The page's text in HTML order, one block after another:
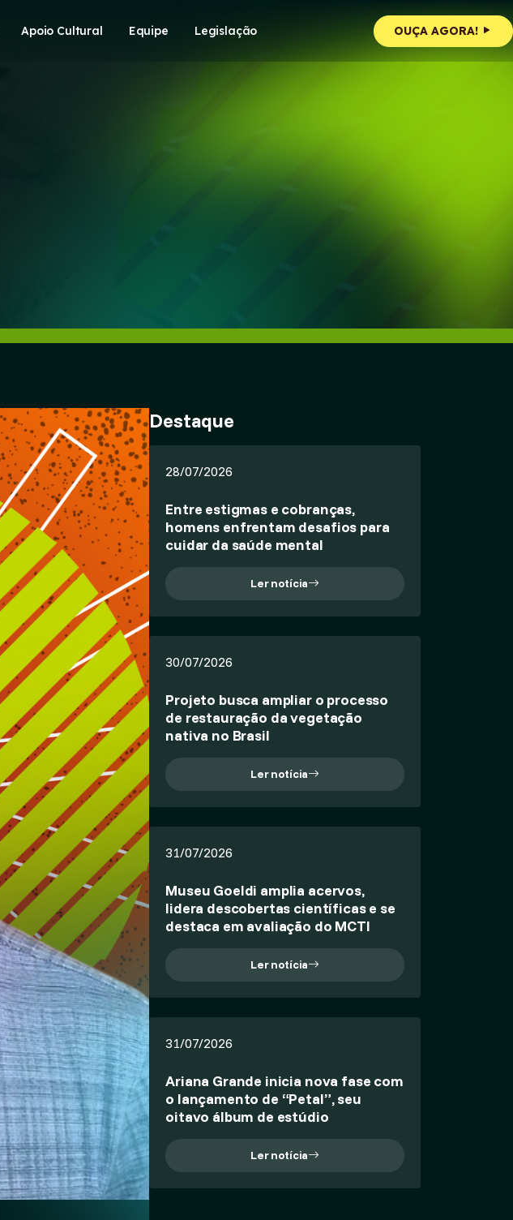
Apoio Cultural Equipe Legislação OUÇA AGORA!
Destaque
28/07/2026
Entre estigmas e cobranças,
homens enfrentam desafios para
cuidar da saúde mental
Ler notícia
30/07/2026
Projeto busca ampliar o processo
de restauração da vegetação
nativa no Brasil
Ler notícia
31/07/2026
Museu Goeldi amplia acervos,
lidera descobertas científicas e se
destaca em avaliação do MCTI
Ler notícia
31/07/2026
Ariana Grande inicia nova fase com
o lançamento de “Petal”, seu
oitavo álbum de estúdio
Ler notícia